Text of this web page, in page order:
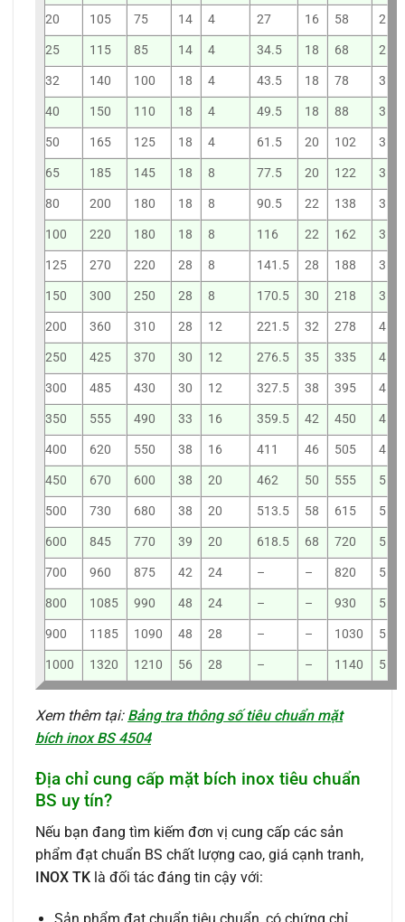
20
105 75 14 4 27 16 58
2
25
115 85 14 4 34.5 18 68
2
32
140 100 18 4 43.5 18 78
3
40
150 110 18 4 49.5 18 88
3
50
165 125 18 4 61.5 20 102
3
65
185 145 18 8 77.5 20 122
3
80
200 180 18 8 90.5 22 138
3
100
220 180 18 8 116 22 162
3
125
270 220 28 8 141.5 28 188
3
150
300 250 28 8 170.5 30 218
3
200
360 310 28 12 221.5 32 278
4
250
425 370 30 12 276.5 35 335
4
300
485 430 30 12 327.5 38 395
4
350
555 490 33 16 359.5 42 450
4
400
620 550 38 16 411 46 505
4
450
670 600 38 20 462 50 555
5
500
730 680 38 20 513.5 58 615
5
600
845 770 39 20 618.5 68 720
5
700
960 875 42 24 – – 820
5
800
1085 990 48 24 – – 930
5
900
1185 1090 48 28 – – 1030
5
1000
1320 1210 56 28 – – 1140 5
Xem thêm tại: Bảng tra thông số tiêu chuẩn mặt
bích inox BS 4504
Địa chỉ cung cấp mặt bích inox tiêu chuẩn
BS uy tín?
Nếu bạn đang tìm kiếm đơn vị cung cấp các sản
phẩm đạt chuẩn BS chất lượng cao, giá cạnh tranh,
INOX TK là đối tác đáng tin cậy với:
Sản phẩm đạt chuẩn tiêu chuẩn, có chứng chỉ